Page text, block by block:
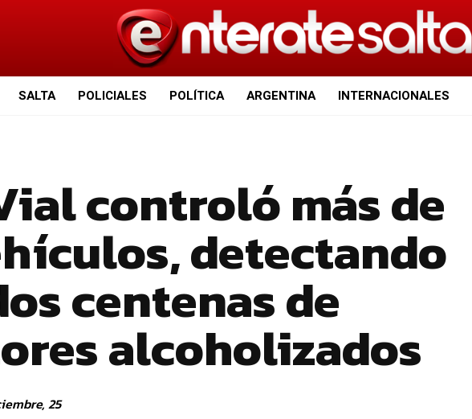
SALTA POLICIALES POLÍTICA ARGENTINA INTERNACIONALES
controló más de
detectando
centenas de
alcoholizados
25